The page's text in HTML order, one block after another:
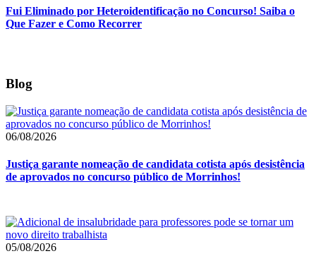
Fui Eliminado por Heteroidentificação no Concurso! Saiba o
Que Fazer e Como Recorrer
Blog
06/08/2026
Justiça garante nomeação de candidata cotista após desistência
de aprovados no concurso público de Morrinhos!
05/08/2026